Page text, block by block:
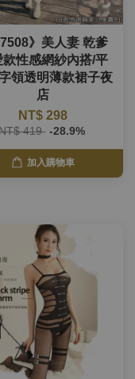
》美人妻 乾爹
款性感網紗內搭/平
領透明薄款裙子夜
店
NT$ 298
419 -28.9%
加入購物車